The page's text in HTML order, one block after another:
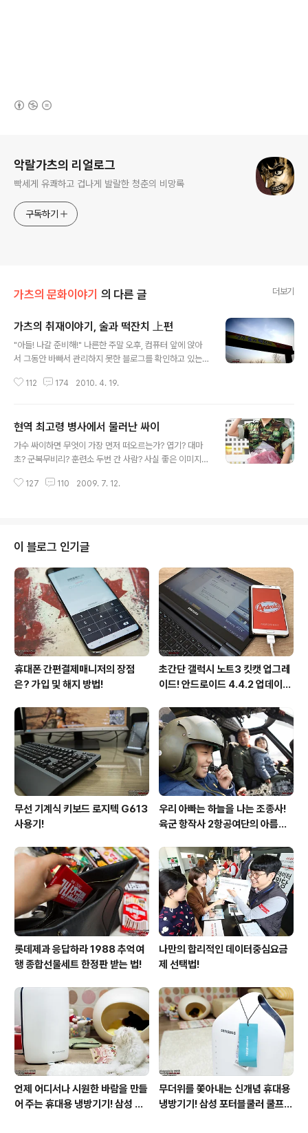
악랄가츠의 리얼로그
빡세게 유쾌하고 겁나게 발랄한 청춘의 비망록
구독하기
가츠의 문화이야기 의 다른 글 더보기
가츠의 취재이야기, 술과 떡잔치 上편
"아들! 나갈 준비해!" 나른한 주말 오후, 컴퓨터 앞에 앉아
서 그동안 바빠서 관리하지 못한 블로그를 확인하고 있는
황성공원이었다. 그 곳에는 2010 경주 술과 떡 잔치가 한
였다. 유구한 역사와 전통문화를 바탕으로 국내의 전통주
와 맛있는 떡을 한자리에서 맛볼 수 있는 우리나라의 대표
적인 문화관광축제이다. 나와 동생은 전통주와 맛있는 떡
공원으로 가니, 벌써 주변도로부터 많은 차량과 인파로 붐
112 174 2010. 4. 19.
현역 최고령 병사에서 물러난 싸이
가수 싸이하면 무엇이 가장 먼저 떠오르는가? 엽기? 대마
초? 군복무비리? 훈련소 두번 간 사람? 사실 좋은 이미지보
제 대한민국 육군 병장으로 만기제대하였다. 각종 언론이
민국 최고령 병사로 다시 재입대한 시점으로 돌아가보자.
싸이는 병역문제를 해결하기 위해서 2002년 정보처리 기
능사 자격증을 취득해 산업기능요원으로 2003년부터 35
개월간 병역의무를 대신하였다. 그렇게 남자연예인의 최대
관심사인 병역문제는 잘 해결되나 싶었는데, 2007년 5월
서울동부지검의 대대적인 병역특례비리수사에 연..
127 110 2009. 7. 12.
이 블로그 인기글
휴대폰 간편결제매니저의 장점
은? 가입 및 해지 방법!
초간단 갤럭시 노트3 킷캣 업그레
이드! 안드로이드 4.4.2 업데이트
무선 기계식 키보드 로지텍 G613
사용기!
우리 아빠는 하늘을 나는 조종사!
육군 항작사 2항공여단의 아름다
롯데제과 응답하라 1988 추억여
행 종합선물세트 한정판 받는 법!
나만의 합리적인 데이터중심요금
제 선택법!
언제 어디서나 시원한 바람을 만들
어 주는 휴대용 냉방기기! 삼성 포
무더위를 쫓아내는 신개념 휴대용
냉방기기! 삼성 포터블쿨러 쿨프레